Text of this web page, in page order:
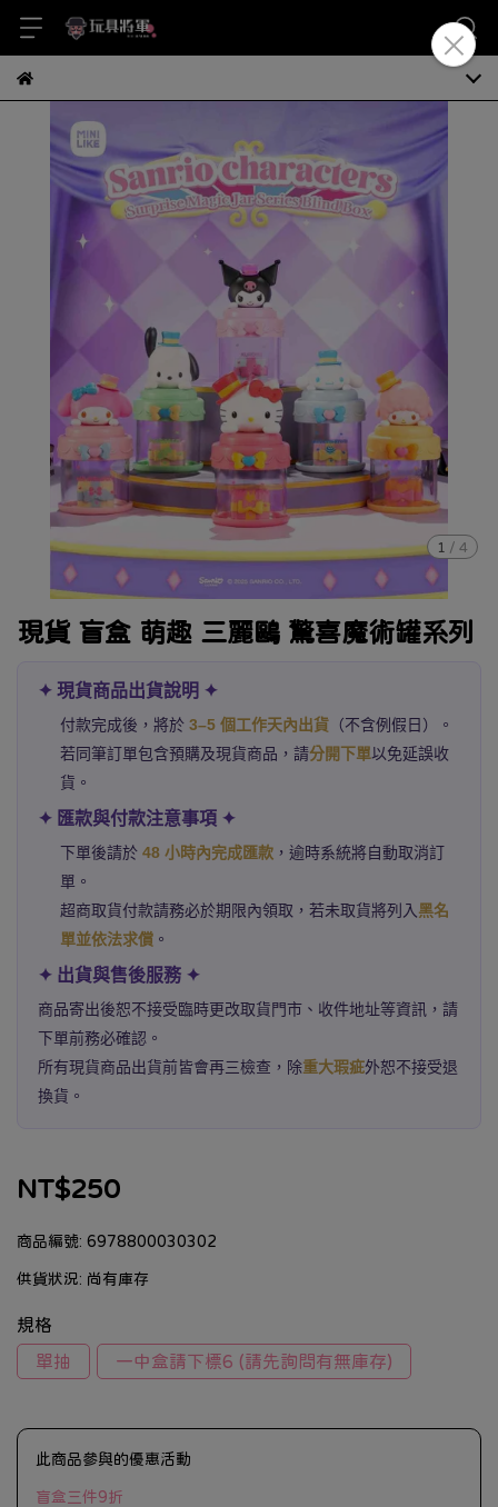
1 / 4
現貨 盲盒 萌趣 三麗鷗 驚喜魔術罐系列
✦ 現貨商品出貨說明 ✦
付款完成後，將於 3–5 個工作天內出貨 （不含例假日）。
若同筆訂單包含預購及現貨商品，請分開下單以免延誤收
貨。
✦ 匯款與付款注意事項 ✦
下單後請於 48 小時內完成匯款 ，逾時系統將自動取消訂
單。
超商取貨付款請務必於期限內領取，若未取貨將列入 黑名
單並依法求償 。
✦ 出貨與售後服務 ✦
商品寄出後恕不接受臨時更改取貨門市、收件地址等資訊，請
下單前務必確認。
所有現貨商品出貨前皆會再三檢查，除重大瑕疵外恕不接受退
換貨。
NT$250
商品編號: 6978800030302
供貨狀況: 尚有庫存
規格
單抽
一中盒請下標6 (請先詢問有無庫存)
此商品參與的優惠活動
盲盒三件9折